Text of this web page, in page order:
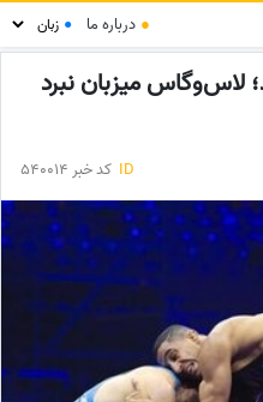
● درباره ما ●
لاس‌وگاس میزبان نبرد
ID کد خبر 540014